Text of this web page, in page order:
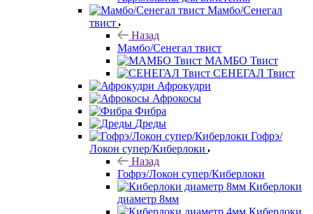
Мамбо/Сенегал
твист
Назад
Мамбо/Сенегал твист
МАМБО Твист
СЕНЕГАЛ Твист
Афрокудри
Афрокосы
Фибра
Дреды
Гофрэ/
Локон супер/Киберлоки
Назад
Гофрэ/Локон супер/Киберлоки
Киберлоки
диаметр 8мм
Киберлоки